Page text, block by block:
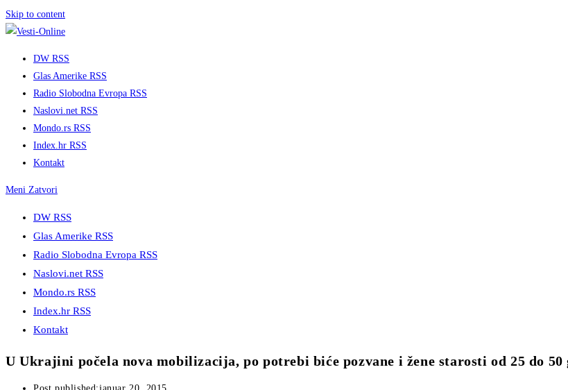
Skip to content
DW RSS
Glas Amerike RSS
Radio Slobodna Evropa RSS
Naslovi.net RSS
Mondo.rs RSS
Index.hr RSS
Kontakt
Meni Zatvori
DW RSS
Glas Amerike RSS
Radio Slobodna Evropa RSS
Naslovi.net RSS
Mondo.rs RSS
Index.hr RSS
Kontakt
U Ukrajini počela nova mobilizacija, po potrebi biće pozvane i žene starosti od 25 do 50